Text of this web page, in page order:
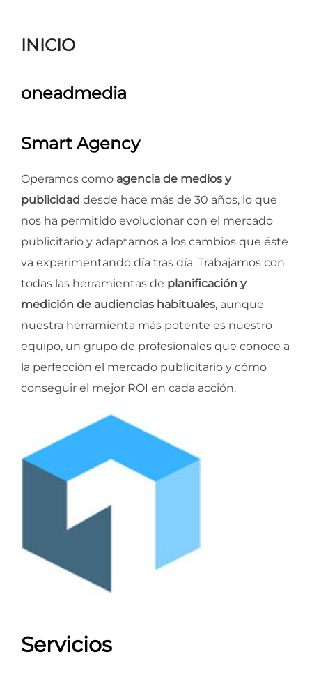
INICIO
oneadmedia
Smart Agency
Operamos como agencia de medios y
publicidad desde hace más de 30 años, lo que
nos ha permitido evolucionar con el mercado
publicitario y adaptarnos a los cambios que éste
va experimentando día tras día. Trabajamos con
todas las herramientas de planificación y
medición de audiencias habituales, aunque
nuestra herramienta más potente es nuestro
equipo, un grupo de profesionales que conoce a
la perfección el mercado publicitario y cómo
conseguir el mejor ROI en cada acción.
Servicios